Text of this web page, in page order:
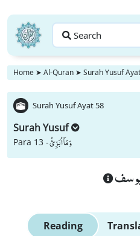
Search
Home ➤ Al-Quran ➤ Surah Yusuf
Surah Yusuf Ayat 58
Surah Yusuf
Para 13 -وَ مَاۤ اُبَرِّئُ
Reading